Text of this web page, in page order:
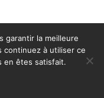
garantir la meilleure
continuez à utiliser ce
en êtes satisfait.